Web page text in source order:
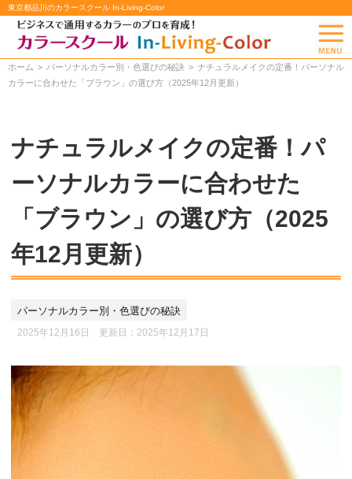
東京都品川のカラースクール In-Living-Color
ホーム パーソナルカラー別・色選びの秘訣
ナチュラルメイクの定番！パーソナル
カラーに合わせた「ブラウン」の選び方（2025年12月更新）
ナチュラルメイクの定番！パ
ーソナルカラーに合わせた
「ブラウン」の選び方（2025
年12月更新）
パーソナルカラー別・色選びの秘訣
2025年12月16日 更新日： 2025年12月17日